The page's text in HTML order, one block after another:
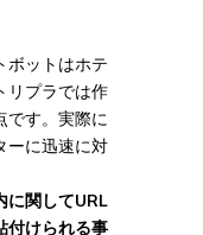
ボットはホテ
リプラでは作
です。実際に
ーに迅速に対
に関してURL
付けられる事